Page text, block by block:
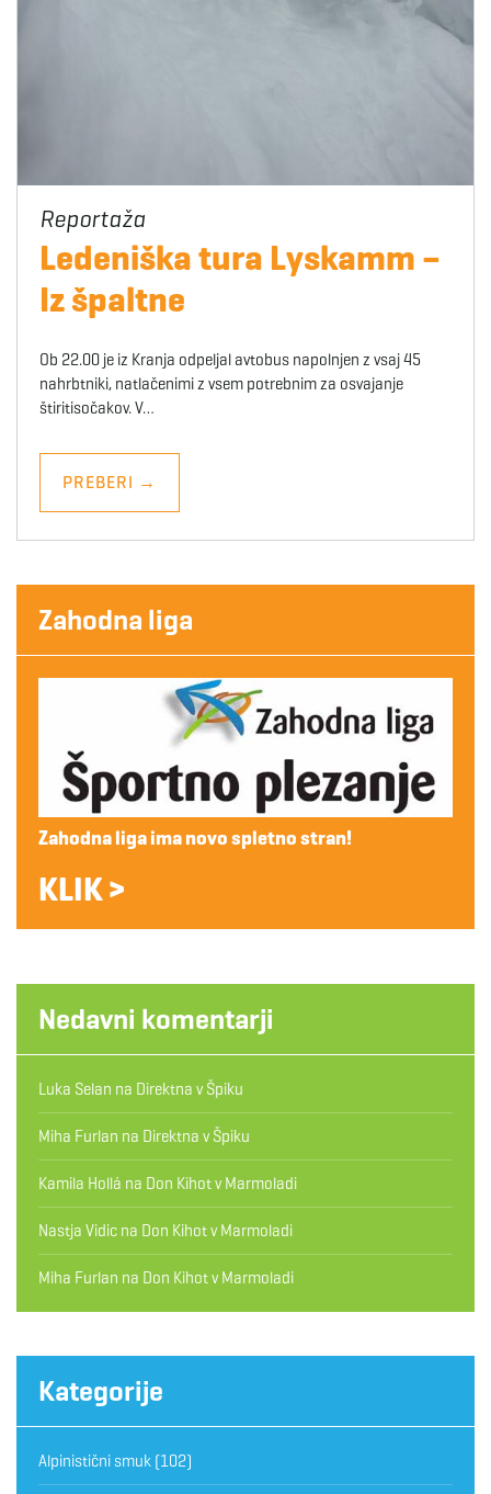
Ledeniška tura Lyskamm –
Iz špaltne
Ob 22.00 je iz Kranja odpeljal avtobus napolnjen z vsaj 45
nahrbtniki, natlačenimi z vsem potrebnim za osvajanje
štiritisočakov. V…
PREBERI →
Zahodna liga
Zahodna liga ima novo spletno stran!
KLIK >
Nedavni komentarji
Luka Selan na Direktna v Špiku
Miha Furlan na Direktna v Špiku
Kamila Hollá na Don Kihot v Marmoladi
Nastja Vidic na Don Kihot v Marmoladi
Miha Furlan na Don Kihot v Marmoladi
Kategorije
Alpinistični smuk (102)